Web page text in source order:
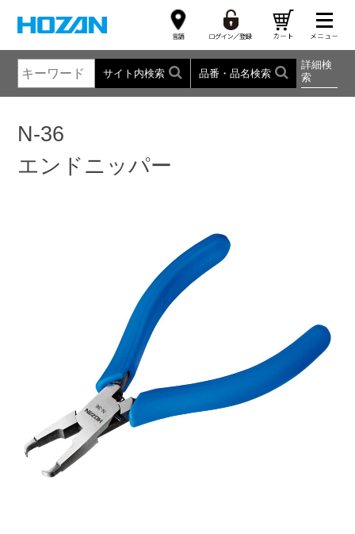
サイト内検索 品番・品名検索
詳細検
索
N-36
エンドニッパー